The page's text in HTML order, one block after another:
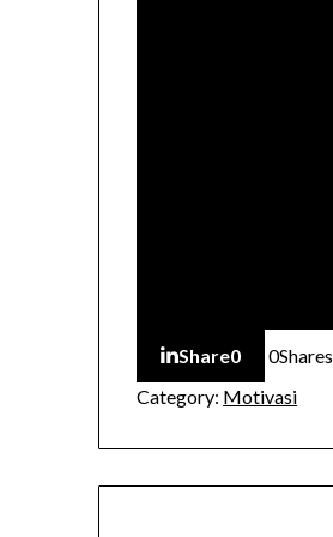
Share0 0Shares
Category: Motivasi